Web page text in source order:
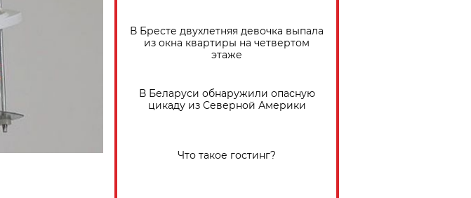
В Бресте двухлетняя девочка выпала
из окна квартиры на четвертом
этаже
В Беларуси обнаружили опасную
цикаду из Северной Америки
Что такое гостинг?